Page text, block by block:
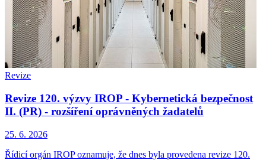
Revize
Revize 120. výzvy IROP - Kybernetická bezpečnost
II. (PR) - rozšíření oprávněných žadatelů
25. 6. 2026
Řídicí orgán IROP oznamuje, že dnes byla provedena revize 120.